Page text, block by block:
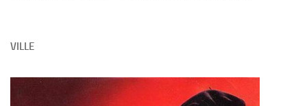
VILLE